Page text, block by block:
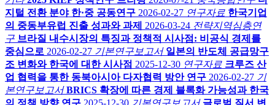
지털 전환 분야 한·중 공동연구 2026-02-27 연구자료 한국기업
의 중동부유럽 진출 성과와 과제
2026-03-24 전략지역심층연
구 브라질 내수시장의 특징과 정책적 시사점: 비공식 경제를
중심으로 2026-02-27 기본연구보고서 일본의 반도체 공급망구
조 변화와 한국에 대한 시사점 2025-12-30 연구자료 크루즈 산
업 협력을 통한 동북아시아 다자협력 방안 연구 2026-02-27 기
본연구보고서 BRICS 확장에 따른 경제 블록화 가능성과 한국
의 정책 방향 연구 2025-12-30 기본연구보고서 글로벌 질서 변